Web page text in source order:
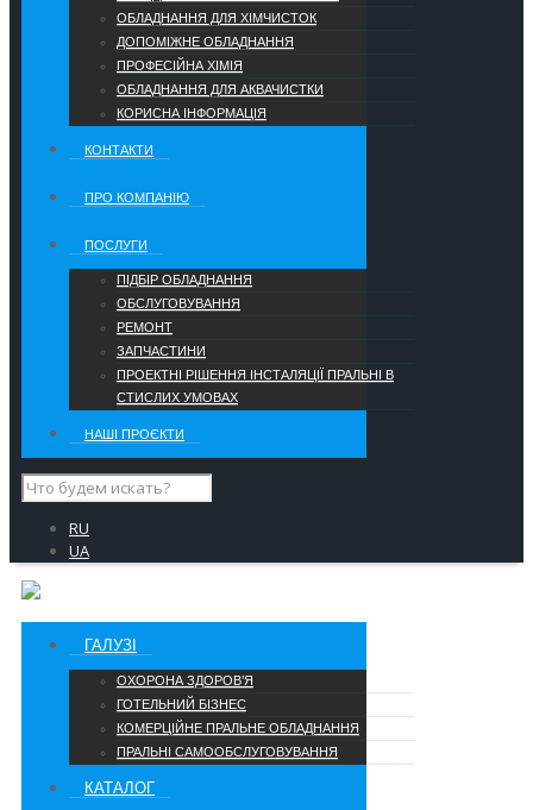
ОБЛАДНАННЯ ДЛЯ ХІМЧИСТОК
ДОПОМІЖНЕ ОБЛАДНАННЯ
ПРОФЕСІЙНА ХІМІЯ
ОБЛАДНАННЯ ДЛЯ АКВАЧИСТКИ
КОРИСНА ІНФОРМАЦІЯ
КОНТАКТИ
ПРО КОМПАНІЮ
ПОСЛУГИ
ПІДБІР ОБЛАДНАННЯ
ОБСЛУГОВУВАННЯ
РЕМОНТ
ЗАПЧАСТИНИ
ПРОЕКТНІ РІШЕННЯ ІНСТАЛЯЦІЇ ПРАЛЬНІ В
СТИСЛИХ УМОВАХ
НАШІ ПРОЄКТИ
RU
UA
ГАЛУЗІ
ОХОРОНА ЗДОРОВ’Я
ГОТЕЛЬНИЙ БІЗНЕС
КОМЕРЦІЙНЕ ПРАЛЬНЕ ОБЛАДНАННЯ
ПРАЛЬНІ САМООБСЛУГОВУВАННЯ
КАТАЛОГ